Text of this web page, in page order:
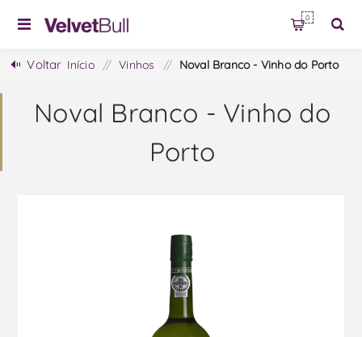
0
Voltar Início / Vinhos / Noval Branco - Vinho do Porto
Noval Branco - Vinho do
Porto